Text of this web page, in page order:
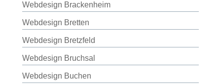
Webdesign Brackenheim
Webdesign Bretten
Webdesign Bretzfeld
Webdesign Bruchsal
Webdesign Buchen